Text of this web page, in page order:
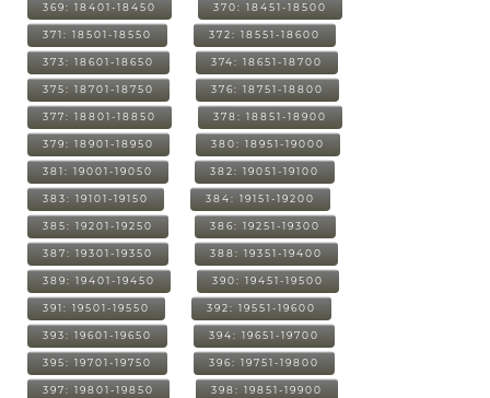
369: 18401-18450 370: 18451-18500
371: 18501-18550 372: 18551-18600
373: 18601-18650 374: 18651-18700
375: 18701-18750 376: 18751-18800
377: 18801-18850 378: 18851-18900
379: 18901-18950 380: 18951-19000
381: 19001-19050 382: 19051-19100
383: 19101-19150 384: 19151-19200
385: 19201-19250 386: 19251-19300
387: 19301-19350 388: 19351-19400
389: 19401-19450 390: 19451-19500
391: 19501-19550 392: 19551-19600
393: 19601-19650 394: 19651-19700
395: 19701-19750 396: 19751-19800
397: 19801-19850 398: 19851-19900